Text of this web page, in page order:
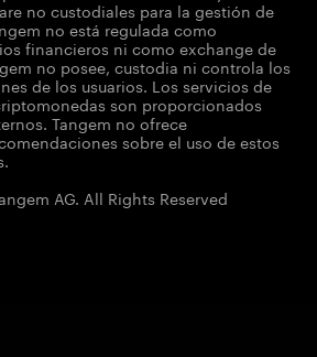
no custodiales para la gestión de
no está regulada como
financieros ni como exchange de
no posee, custodia ni controla los
de los usuarios. Los servicios de
son proporcionados
Tangem no ofrece
sobre el uso de estos